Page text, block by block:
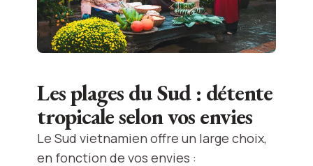
Les plages du Sud : détente
tropicale selon vos envies
Le Sud vietnamien offre un large choix,
en fonction de vos envies :